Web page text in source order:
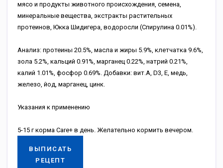
мясо и продукты животного происхождения, семена,
минеральные вещества, экстракты растительных
протеинов, Юкка Шидигера, водоросли (Спирулина 0.01%).
Анализ: протеины 20.5%, масла и жиры 5.9%, клетчатка 9.6%,
зола 5.2%, кальций 0.91%, марганец 0.22%, натрий 0.21%,
калий 1.01%, фосфор 0.69%. Добавки: вит.А, D3, Е, медь,
железо, йод, марганец, цинк.
Указания к применению
5-15 г корма Care+ в день. Желательно кормить вечером.
ВЫПИСАТЬ
РЕЦЕПТ